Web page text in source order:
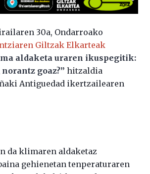
30a, Ondarroako
Giltzak Elkarteak
aldaketa uraren ikuspegitik:
goaz?” hitzaldia
Antiguedad ikertzailearen
da klimaren aldaketaz
gehienetan tenperaturaren